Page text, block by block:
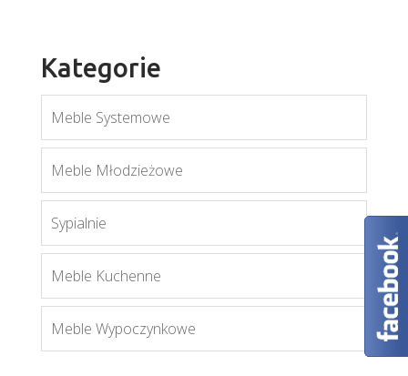
Axel AX9
Więcej
Kategorie
Meble Systemowe
Meble Młodzieżowe
Sypialnie
Meble Kuchenne
Meble Wypoczynkowe